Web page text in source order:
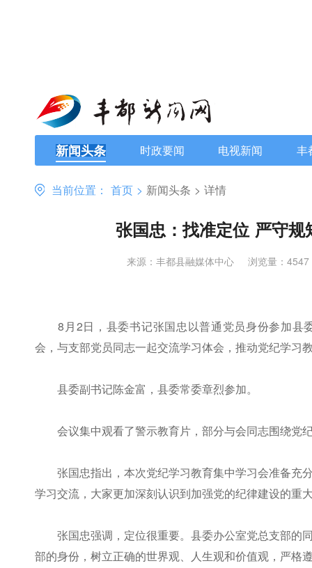
新闻头条 时政要闻 电视新闻 丰
当前位置： 首页 > 新闻头条 > 详情
张国忠：找准定位 严守
来源：丰都县融媒体中心 浏览量：4547
8月2日，县委书记张国忠以普通党员身份参加县
会，与支部党员同志一起交流学习体会，推动党纪学习
县委副书记陈金富，县委常委章烈参加。
会议集中观看了警示教育片，部分与会同志围绕党
张国忠指出，本次党纪学习教育集中学习会准备充
学习交流，大家更加深刻认识到加强党的纪律建设的重
张国忠强调，定位很重要。县委办公室党总支部的
部的身份，树立正确的世界观、人生观和价值观，严格